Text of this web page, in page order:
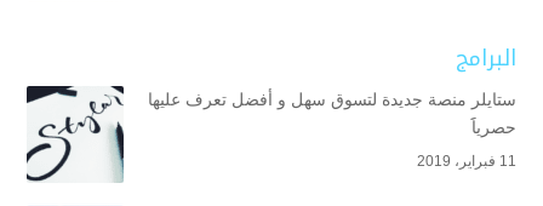
البرامج
ستايلر منصة جديدة لتسوق سهل و أفضل تعرف عليها
حصرياََ
11 فبراير، 2019